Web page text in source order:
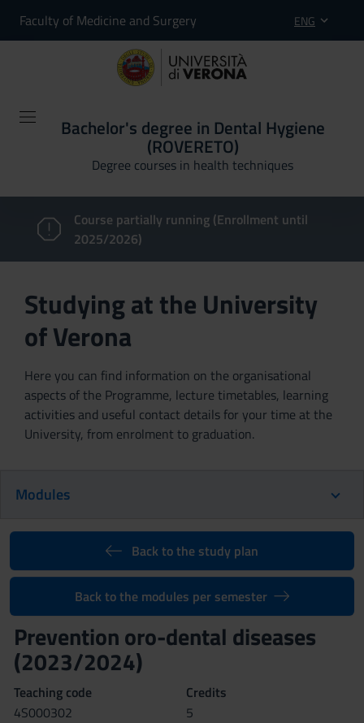
Faculty of Medicine and Surgery ENG
Bachelor's degree in Dental Hygiene
(ROVERETO)
Degree courses in health techniques
Course partially running (Enrollment until
2025/2026)
Studying at the University
of Verona
Here you can find information on the organisational
aspects of the Programme, lecture timetables, learning
activities and useful contact details for your time at the
University, from enrolment to graduation.
Modules
Back to the study plan
Back to the modules per semester
Prevention oro-dental diseases
(2023/2024)
Teaching code
4S000302
Credits
5